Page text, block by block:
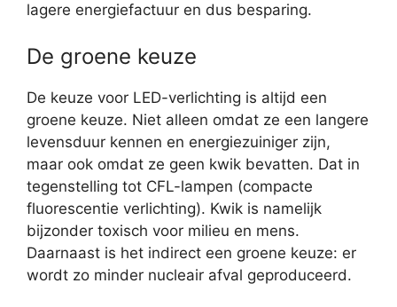
lagere energiefactuur en dus besparing.
De groene keuze
De keuze voor LED-verlichting is altijd een
groene keuze. Niet alleen omdat ze een langere
levensduur kennen en energiezuiniger zijn,
maar ook omdat ze geen kwik bevatten. Dat in
tegenstelling tot CFL-lampen (compacte
fluorescentie verlichting). Kwik is namelijk
bijzonder toxisch voor milieu en mens.
Daarnaast is het indirect een groene keuze: er
wordt zo minder nucleair afval geproduceerd.